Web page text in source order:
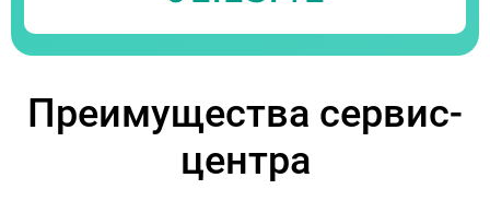
Преимущества сервис-
центра